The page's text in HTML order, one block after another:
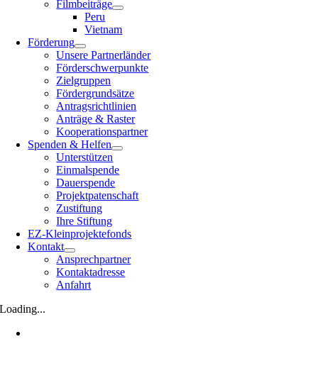
Filmbeiträge
Peru
Vietnam
Förderung
Unsere Partnerländer
Förderschwerpunkte
Zielgruppen
Fördergrundsätze
Antragsrichtlinien
Anträge & Raster
Kooperationspartner
Spenden & Helfen
Unterstützen
Einmalspende
Dauerspende
Projektpatenschaft
Zustiftung
Ihre Stiftung
EZ-Kleinprojektefonds
Kontakt
Ansprechpartner
Kontaktadresse
Anfahrt
Loading...